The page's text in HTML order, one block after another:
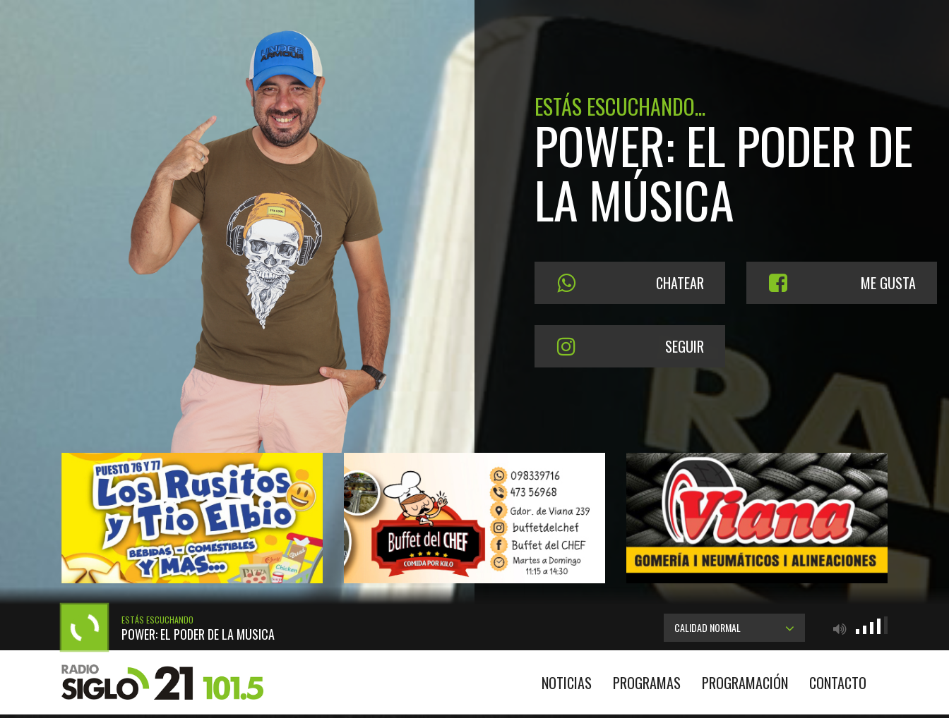
ESTÁS ESCUCHANDO...
POWER: EL PODER DE
LA MÚSICA
CHATEAR ME GUSTA
SEGUIR
ESTÁS ESCUCHANDO
POWER: EL PODER DE LA MÚSICA CALIDAD NORMAL
NOTICIAS PROGRAMAS PROGRAMACIÓN CONTACTO